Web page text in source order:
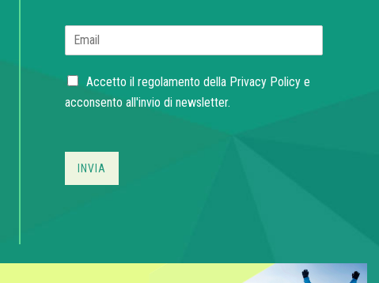
*
C
e
b
x
Accetto il regolamento della Privacy Policye
acconsento all'invio di newsletter.
INVIA